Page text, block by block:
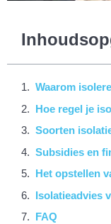
Waarom
Hoe regel je
Soorten
Subsidies en
Het opstellen
Isolatieadvies
FAQ